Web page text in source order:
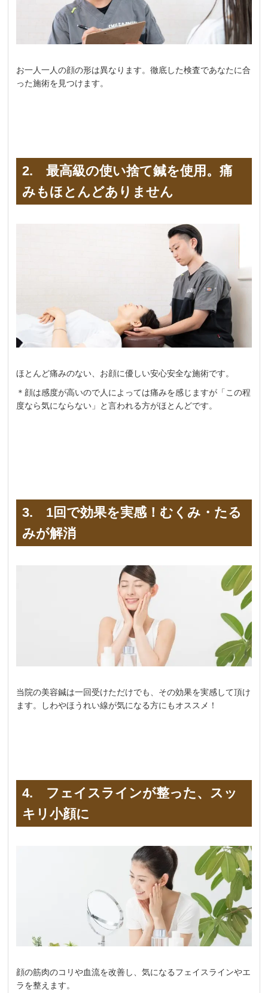
お一人一人の顔の形は異なります。徹底した検査であなたに合
った施術を見つけます。
2. 最高級の使い捨て鍼を使用。痛
みもほとんどありません
ほとんど痛みのない、お顔に優しい安心安全な施術です。
＊顔は感度が高いので人によっては痛みを感じますが「この程
度なら気にならない」と言われる方がほとんどです。
3. 1回で効果を実感！むくみ・たる
みが解消
当院の美容鍼は一回受けただけでも、その効果を実感して頂け
ます。しわやほうれい線が気になる方にもオススメ！
4. フェイスラインが整った、スッ
キリ小顔に
顔の筋肉のコリや血流を改善し、気になるフェイスラインやエ
ラを整えます。